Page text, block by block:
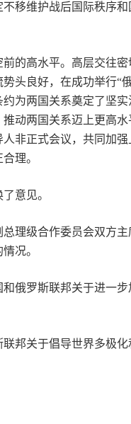
移维护战后国际秩序
高水平。高层交往密
头良好，在成功举行“
为两国关系奠定了坚
动两国关系迈上更高
非正式会议，共同加
理。
意见。
级合作委员会双方
况。
罗斯联邦关于进一步
关于倡导世界多极化